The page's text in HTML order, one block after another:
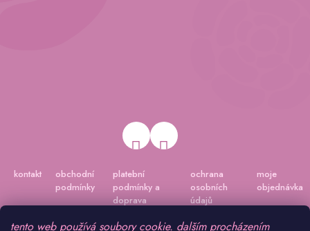
tento web používá soubory cookie. dalším procházením
kontakt
obchodní
podmínky
platební
podmínky a
doprava
ochrana
osobních
údajů
moje
objednávka